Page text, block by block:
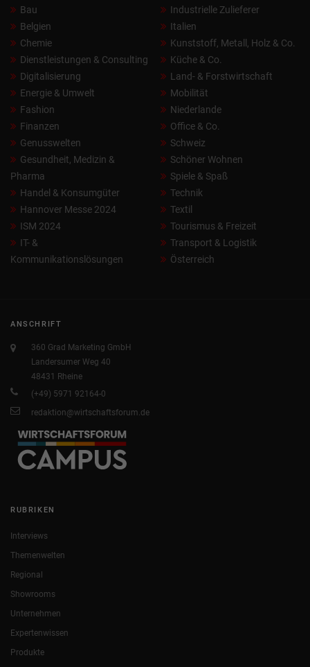
Bau
Belgien
Chemie
Dienstleistungen & Consulting
Digitalisierung
Energie & Umwelt
Fashion
Finanzen
Genusswelten
Gesundheit, Medizin &
Pharma
Handel & Konsumgüter
Hannover Messe 2024
ISM 2024
IT- &
Kommunikationslösungen
Industrielle Zulieferer
Italien
Kunststoff, Metall, Holz & Co.
Küche & Co.
Land- & Forstwirtschaft
Mobilität
Niederlande
Office & Co.
Schweiz
Schöner Wohnen
Spiele & Spaß
Technik
Textil
Tourismus & Freizeit
Transport & Logistik
Österreich
ANSCHRIFT
360 Grad Marketing GmbH
Landersumer Weg 40
48431 Rheine
(+49) 5971 92164-0
redaktion@wirtschaftsforum.de
RUBRIKEN
Interviews
Themenwelten
Regional
Showrooms
Unternehmen
Expertenwissen
Produkte